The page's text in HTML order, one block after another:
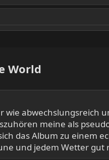
World
abwechslungsreich
meine als
das Album zu einem
und jedem Wetter